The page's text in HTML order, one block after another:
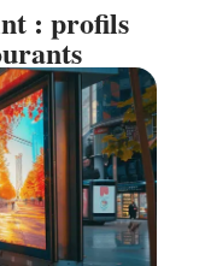
: profils